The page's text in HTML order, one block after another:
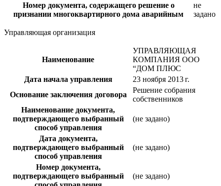
Номер документа, содержащего решение о
признании многоквартирного дома аварийным
не
задано
Управляющая организация
Наименование
УПРАВЛЯЮЩАЯ
КОМПАНИЯ ООО
“ДОМ ПЛЮС
Дата начала управления
23 ноября 2013 г.
Основание заключения договора
Решение собрания
собственников
Наименование документа,
подтверждающего выбранный
способ управления
(не задано)
Дата документа,
подтверждающего выбранный
способ управления
(не задано)
Номер документа,
подтверждающего выбранный
(не задано)